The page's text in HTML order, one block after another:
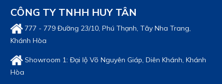
CÔNG TY TNHH HUY TÂN
777 - 779 Đường 23/10, Phú Thạnh, Tây Nha Trang,
Khánh Hòa
Showroom 1: Đại lộ Võ Nguyên Giáp, Diên Khánh, Khánh
Hòa